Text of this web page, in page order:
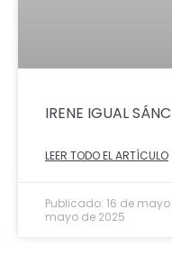
IRENE IGUAL
LEER TODO EL ARTÍCULO
Publicado: 16 de
mayo de 2025